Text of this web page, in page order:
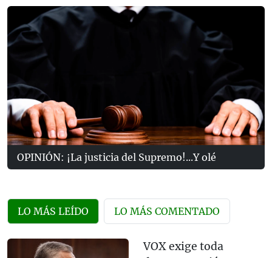
OPINIÓN: ¡La justicia del Supremo!...Y olé
LO MÁS LEÍDO LO MÁS COMENTADO
VOX exige toda